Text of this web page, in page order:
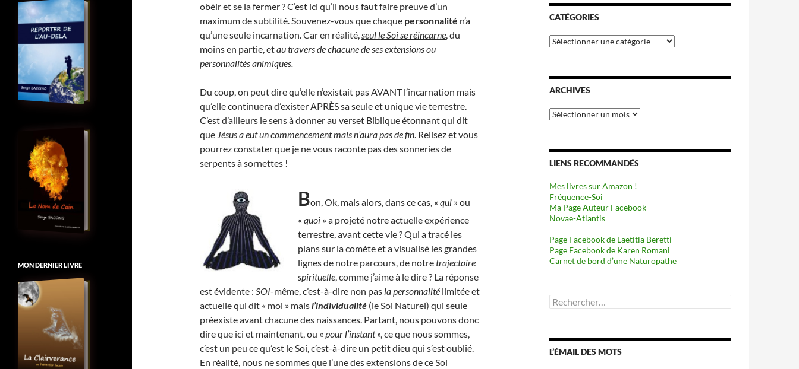
obéir et se la fermer ? C’est ici qu’il nous faut faire preuve d’un
maximum de subtilité. Souvenez-vous que chaque personnalité n’a
qu’une seule incarnation. Car en réalité,seul le Soi se réincarne, du
moins en partie, etau travers de chacune de ses extensions ou
personnalités animiques.
Du coup, on peut dire qu’elle n’existait pas AVANT l’incarnation mais
qu’elle continuera d’exister APRÈS sa seule et unique vie terrestre.
C’est d’ailleurs le sens à donner au verset Biblique étonnant qui dit
que Jésus a eut un commencement mais n’aura pas de fin. Relisez et vous
pourrez constater que je ne vous raconte pas des sonneries de
serpents à sornettes !
Bon, Ok, mais alors, dans ce cas, « qui » ou
« quoi » a projeté notre actuelle expérience
terrestre, avant cette vie ? Qui a tracé les
plans sur la comète et a visualisé les grandes
lignes de notre parcours, de notretrajectoire
spirituelle, comme j’aime à le dire ? La réponse
est évidente : SOI-même, c’est-à-dire non pas la personnalité limitée et
actuelle qui dit « moi » maisl’individualité (le Soi Naturel) qui seule
préexiste avant chacune des naissances. Partant, nous pouvons donc
dire que ici et maintenant, ou « pour l’instant», ce que nous sommes,
c’est un peu ce qu’est le Soi, c’est-à-dire un petit dieu qui s’est oublié.
En réalité, nous ne sommes que l’une des extensions de ce Soi
CATÉGORIES
Catégories
ARCHIVES
Archives
LIENS RECOMMANDÉS
Mes livres sur Amazon !
Fréquence-Soi
Ma Page Auteur Facebook
Novae-Atlantis
Page Facebook de Laetitia Beretti
Page Facebook de Karen Romani
Carnet de bord d’une Naturopathe
Rechercher :
L’ÉMAIL DES MOTS
MON DERNIER LIVRE